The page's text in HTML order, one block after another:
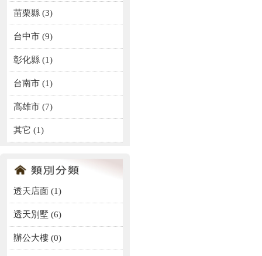
苗栗縣 (3)
台中市 (9)
彰化縣 (1)
台南市 (1)
高雄市 (7)
其它 (1)
透天店面 (1)
透天別墅 (6)
辦公大樓 (0)